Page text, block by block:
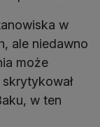
w
ale niedawno
może
w ten